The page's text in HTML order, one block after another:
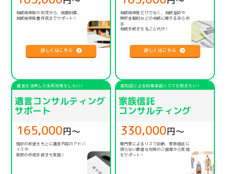
相続税申告の判定から、税額計算、
相続税申告書作成までサポート！
詳しくはこちら
相続税申告だけでなく、相続登記や
預貯金解約などの相続に関するあらゆ
る
相続手続きを丸ごと代行！
詳しくはこちら
遺言を活用した生前対策をしたい！
遺言コンサルティング
サポート
165,000円〜
現状の希望をもとに遺言内容のアドバ
イスや
実際の作成手続きも実施！
認知症による財産凍結リスクを防ぎたい！
家族信託
コンサルティング
330,000円〜
専門家によるリスク診断、家族信託に
限らない最適な対策のご提案から実現
をサポート！